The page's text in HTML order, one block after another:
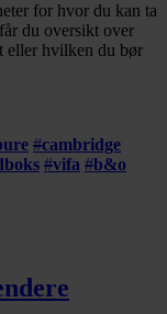
for hvor du kan ta
du oversikt over
eller hvilken du bør
#cambridge
#vifa #b&o